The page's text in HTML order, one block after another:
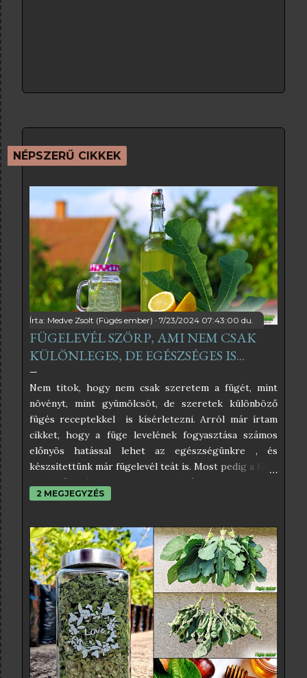
NÉPSZERŰ CIKKEK
Írta: Medve Zsolt (Fügés ember) 7/23/2024 07:43:00 du.
FÜGELEVÉL SZÖRP, AMI NEM CSAK
KÜLÖNLEGES, DE EGÉSZSÉGES IS...
Nem titok, hogy nem csak szeretem a fügét, mint
növényt, mint gyümölcsöt, de szeretek különböző
fügés receptekkel is kísérletezni. Arról már írtam
cikket, hogy a füge levelének fogyasztása számos
előnyös hatással lehet az egészségünkre , és
készsítettünk már fügelevél teát is. Most pedig a füge
leveléből készült szörpöt próbáltam ki, és úgy
éreztem, nektek is be kell, hogy mutassam. Az
találni, amelyek közül némelyikben egészen
elképesztő hozzávalók is vannak, amelyektől éppen
hogy csak pont egészséges nem lesz. Én az
egyszerűségben hiszek, és abban, hogy a befőzés
szabályait betartva nincs szükség tartósítószerekre
sem, ezért az én receptem teljesen egyszerű. Ha
pedig a kristálycukrot helyettesítjük valamilyen
édesítőszerrel, akkor még inkább egészséges lesz a
végeredmény. A fügelevélből főzött szörpnek
kimondottan különleges íze van, ami vagy ízleni fog,
2 MEGJEGYZÉS